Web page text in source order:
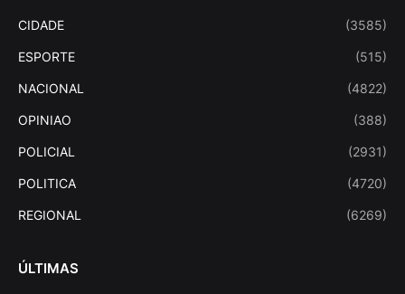
CIDADE (3585)
ESPORTE (515)
NACIONAL (4822)
OPINIAO (388)
POLICIAL (2931)
POLITICA (4720)
REGIONAL (6269)
ÚLTIMAS